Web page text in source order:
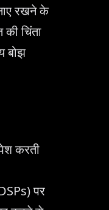
रखने के
चिंता
बोझ
करती
पर